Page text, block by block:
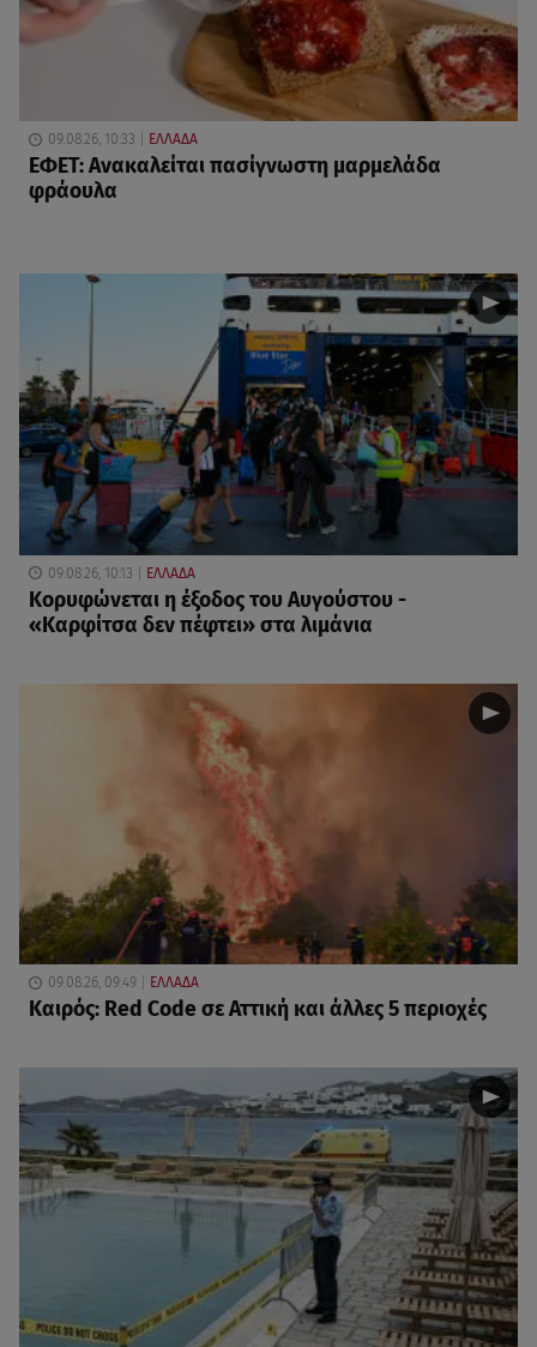
09.08.26, 10:33 ΕΛΛΑΔΑ
ΕΦΕΤ: Ανακαλείται πασίγνωστη μαρμελάδα
φράουλα
09.08.26, 10:13 ΕΛΛΑΔΑ
Κορυφώνεται η έξοδος του Αυγούστου -
«Καρφίτσα δεν πέφτει» στα λιμάνια
09.08.26, 09:49 ΕΛΛΑΔΑ
Καιρός: Red Code σε Αττική και άλλες 5 περιοχές